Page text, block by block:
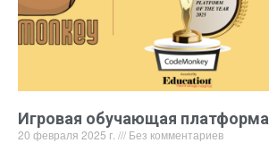
Игровая обучающая платформа
20 февраля 2025 г. Без комментариев